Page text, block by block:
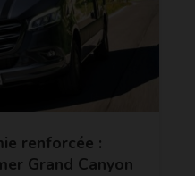
renforcée :
Grand Canyon